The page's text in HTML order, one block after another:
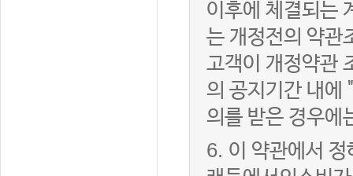
이후에 체결되는
는 개정전의 약관
고객이 개정약관
의 공지기간 내에
의를 받은 경우에
6. 이 약관에서